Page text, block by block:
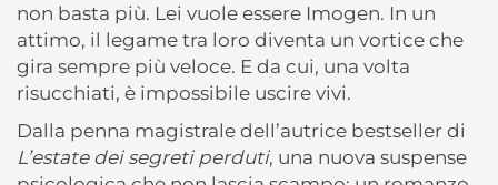
non basta più. Lei vuole essere Imogen. In un
attimo, il legame tra loro diventa un vortice che
gira sempre più veloce. E da cui, una volta
risucchiati, è impossibile uscire vivi.
Dalla penna magistrale dell’autrice bestseller di
L’estate dei segreti perduti, una nuova suspense